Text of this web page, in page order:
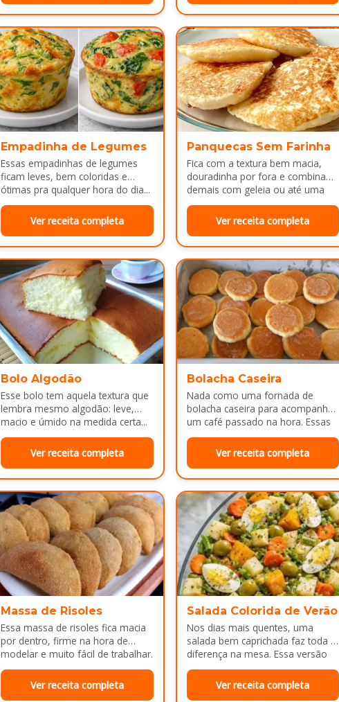
Empadinha de Legumes
Essas empadinhas de legumes
ficam leves, bem coloridas e
ótimas pra qualquer hora do dia...
Ver receita completa
Panquecas Sem Farinha
Fica com a textura bem macia,
douradinha por fora e combina
demais com geleia ou até uma
manteiguinha derretendo por
Ver receita completa
Bolo Algodão
Esse bolo tem aquela textura que
lembra mesmo algodão: leve,
macio e úmido na medida certa...
Ver receita completa
Bolacha Caseira
Nada como uma fornada de
bolacha caseira para acompanhar
um café passado na hora. Essas
bolachinhas ficam levemente
douradas por…
Ver receita completa
Massa de Risoles
Essa massa de risoles fica macia
por dentro, firme na hora de
modelar e muito fácil de trabalhar.
É uma…
Ver receita completa
Salada Colorida de Verão
Nos dias mais quentes, uma
salada bem caprichada faz toda a
diferença na mesa. Essa versão
colorida reúne legumes cozidos…
Ver receita completa